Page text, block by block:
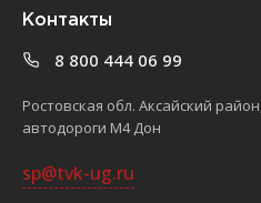
Контакты
8 800 444 06 99
Ростовская обл. Аксайский
автодороги М4 Дон
sp@tvk-ug.ru